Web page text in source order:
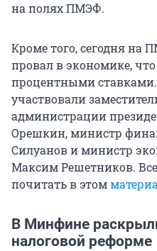
на полях ПМЭФ.
Кроме того, сегодня на
провал в экономике,
процентными
участвовали
администрации
Орешкин, министр
Силуанов и министр
Максим Решетников.
почитать в этом
В Минфине
налоговой реформе